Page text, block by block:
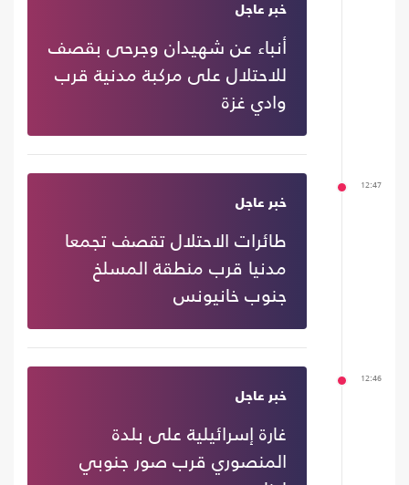
خبر عاجل
أنباء عن شهيدان وجرحى بقصف
للاحتلال على مركبة مدنية قرب
وادي غزة
12:47
خبر عاجل
طائرات الاحتلال تقصف تجمعا
مدنيا قرب منطقة المسلخ
جنوب خانيونس
12:46
خبر عاجل
غارة إسرائيلية على بلدة
المنصوري قرب صور جنوبي